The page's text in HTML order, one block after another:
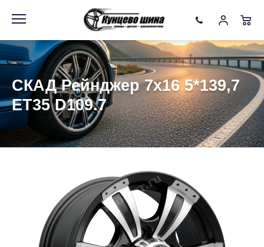
СКАД Рейнджер 7x16 5*139,7
ET35 D109.7
Информация Фото товара